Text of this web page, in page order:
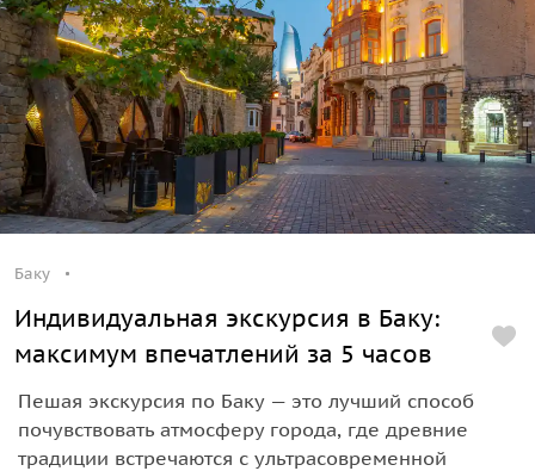
Баку
Индивидуальная экскурсия в Баку:
максимум впечатлений за 5 часов
Пешая экскурсия по Баку — это лучший способ
почувствовать атмосферу города, где древние
традиции встречаются с ультрасовременной